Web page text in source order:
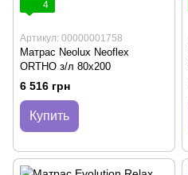
4
Артикул: 00000001758
Матрас Neolux Neoflex
ORTHO з/л 80х200
6 516 грн
Купить